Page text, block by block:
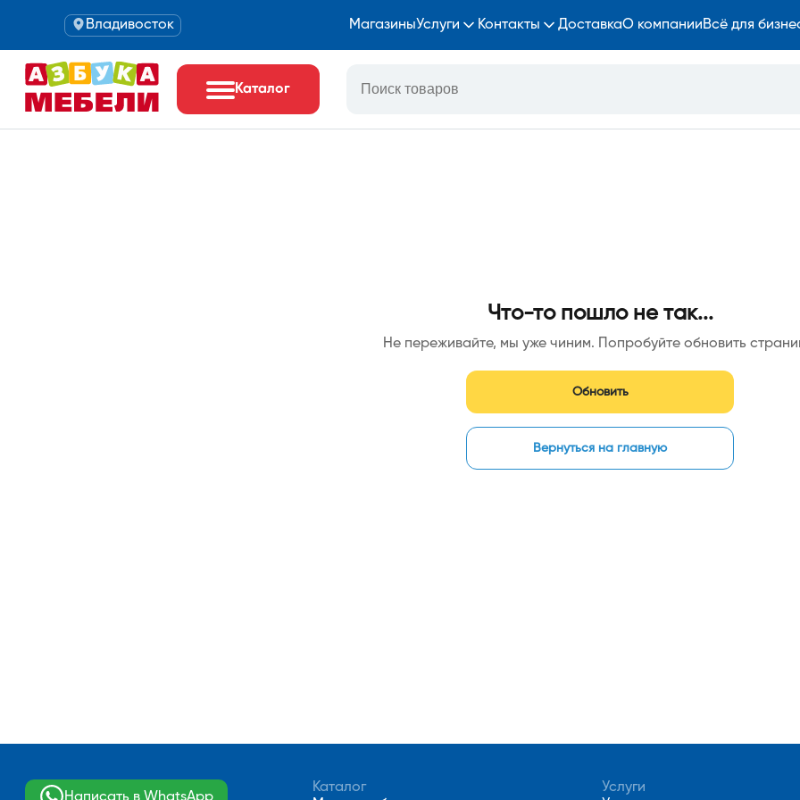
Владивосток МагазиныУслуги Контакты ДоставкаО компанииВсё для
Каталог
Что-то пошло не так...
Не переживайте, мы уже чиним. Попробуйте обновить
Обновить
Вернуться на главную
Написать в WhatsApp
Каталог
Услуги